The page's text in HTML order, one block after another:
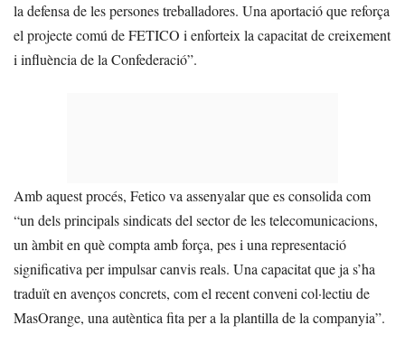
la defensa de les persones treballadores. Una aportació que reforça
el projecte comú de FETICO i enforteix la capacitat de creixement
i influència de la Confederació”.
Amb aquest procés, Fetico va assenyalar que es consolida com
“un dels principals sindicats del sector de les telecomunicacions,
un àmbit en què compta amb força, pes i una representació
significativa per impulsar canvis reals. Una capacitat que ja s’ha
traduït en avenços concrets, com el recent conveni col·lectiu de
MasOrange, una autèntica fita per a la plantilla de la companyia”.